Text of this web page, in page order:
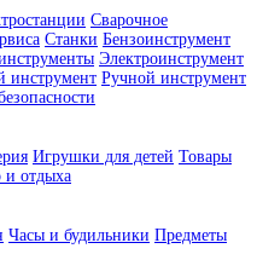
Сварочное
Станки Бензоинструмент
Электроинструмент
инструмент Ручной инструмент
Игрушки для детей Товары
и отдыха
Часы и будильники Предметы